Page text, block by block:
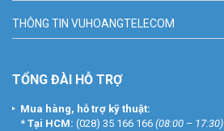
THÔNG TIN VUHOANGTELECOM
TỔNG ĐÀI HỖ TRỢ
Mua hàng, hỗ trợ kỹ thuật:
* Tại HCM: (028) 35 166 166 (08:00 – 17:30)